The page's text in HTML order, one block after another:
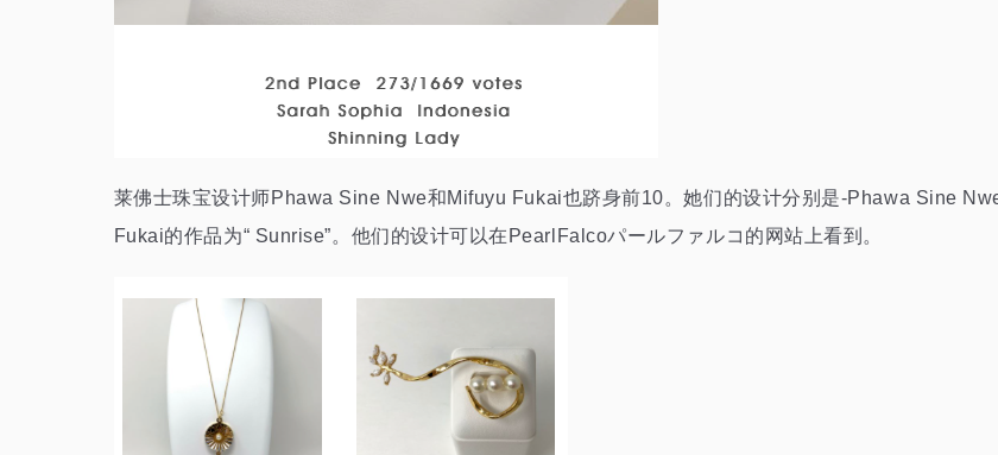
莱佛士珠宝设计师Phawa Sine Nwe和Mifuyu Fukai也跻身前10。她们的设计分别是-Phawa Sine
Fukai的作品为“ Sunrise”。他们的设计可以在PearlFalcoパールファルコ的网站上看到。